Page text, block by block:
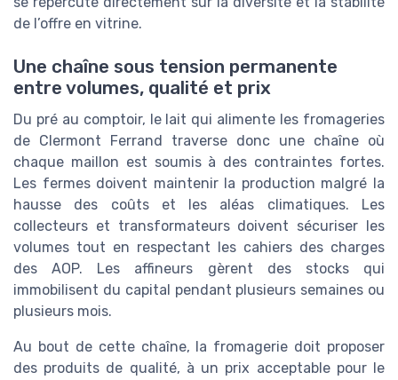
de l’offre en vitrine.
Une chaîne sous tension permanente
entre volumes, qualité et prix
Du pré au comptoir, le lait qui alimente les fromageries
de Clermont Ferrand traverse donc une chaîne où
chaque maillon est soumis à des contraintes fortes.
Les fermes doivent maintenir la production malgré la
hausse des coûts et les aléas climatiques. Les
collecteurs et transformateurs doivent sécuriser les
volumes tout en respectant les cahiers des charges
des AOP. Les affineurs gèrent des stocks qui
immobilisent du capital pendant plusieurs semaines ou
plusieurs mois.
Au bout de cette chaîne, la fromagerie doit proposer
des produits de qualité, à un prix acceptable pour le